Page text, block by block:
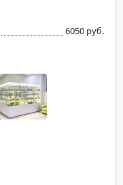
6050 руб.